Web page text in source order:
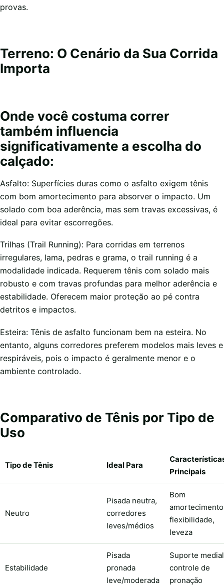
provas.
Terreno: O Cenário da Sua Corrida
Importa
Onde você costuma correr
também influencia
significativamente a escolha do
calçado:
Asfalto: Superfícies duras como o asfalto exigem tênis
com bom amortecimento para absorver o impacto. Um
solado com boa aderência, mas sem travas excessivas, é
ideal para evitar escorregões.
Trilhas (Trail Running): Para corridas em terrenos
irregulares, lama, pedras e grama, o trail running é a
modalidade indicada. Requerem tênis com solado mais
robusto e com travas profundas para melhor aderência e
estabilidade. Oferecem maior proteção ao pé contra
detritos e impactos.
Esteira: Tênis de asfalto funcionam bem na esteira. No
entanto, alguns corredores preferem modelos mais leves e
respiráveis, pois o impacto é geralmente menor e o
ambiente controlado.
Comparativo de Tênis por Tipo de
Uso
Tipo de Tênis Ideal Para
Principais
Neutro
Pisada neutra,
corredores
leves/médios
Bom
flexibilidade,
leveza
Estabilidade
Pisada
pronada
leve/moderada
Suporte
controle de
pronação